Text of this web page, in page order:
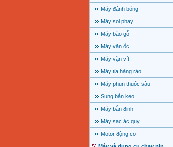
Máy đánh bóng
Máy soi phay
Máy bào gỗ
Máy vặn ốc
Máy vặn vít
Máy tỉa hàng rào
Máy phun thuốc sâu
Sung bắn keo
Máy bắn đinh
Máy sạc ác quy
Motor động cơ